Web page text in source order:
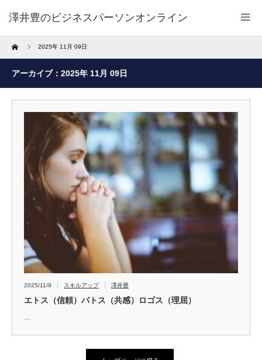
澤井豊のビジネスパーソンオンライン
Home 2025年 11月 09日
アーカイブ：2025年 11月 09日
2025/11/9 スキルアップ 澤井豊
エトス（信頼）パトス（共感）ロゴス（理屈）